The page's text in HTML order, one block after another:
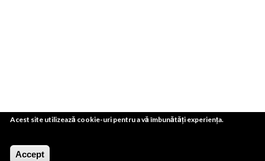
Acest site utilizează cookie-uri pentru a vă îmbunătăți experiența.
Accept